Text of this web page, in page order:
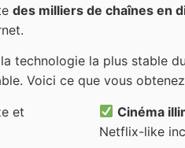
des milliers de chaînes en
technologie la plus stable
Voici ce que vous
et
Cinéma
Netflix-like